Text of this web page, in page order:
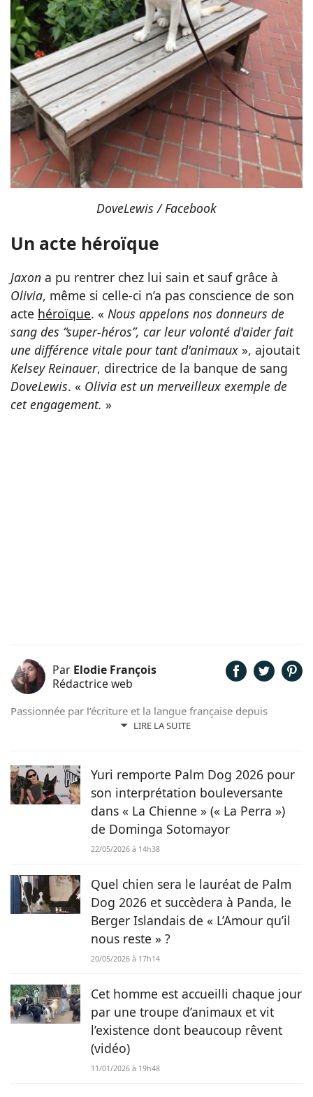
DoveLewis / Facebook
Un acte héroïque
Jaxon a pu rentrer chez lui sain et sauf grâce à
Olivia, même si celle-ci n’a pas conscience de son
acte héroïque. « Nous appelons nos donneurs de
sang des “super-héros”, car leur volonté d'aider fait
une différence vitale pour tant d'animaux », ajoutait
Kelsey Reinauer, directrice de la banque de sang
DoveLewis. « Olivia est un merveilleux exemple de
cet engagement. »
Par Elodie François
Rédactrice web
LIRE LA SUITE
Passionnée par l’écriture et la langue française depuis
toujours, j’aime jouer avec les mots et les faire vivre.
Yuri remporte Palm Dog 2026 pour
son interprétation bouleversante
dans « La Chienne » (« La Perra »)
de Dominga Sotomayor
22/05/2026 à 14h38
Quel chien sera le lauréat de Palm
Dog 2026 et succèdera à Panda, le
Berger Islandais de « L’Amour qu’il
nous reste » ?
20/05/2026 à 17h14
Cet homme est accueilli chaque jour
par une troupe d’animaux et vit
l’existence dont beaucoup rêvent
(vidéo)
11/01/2026 à 19h48